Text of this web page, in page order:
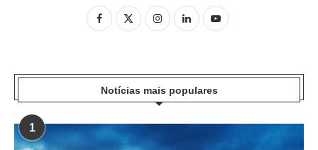
Notícias mais populares
1